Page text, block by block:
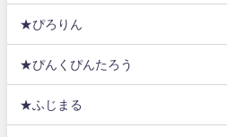
★ぴろりん
★ぴんくぴんたろう
★ふじまる